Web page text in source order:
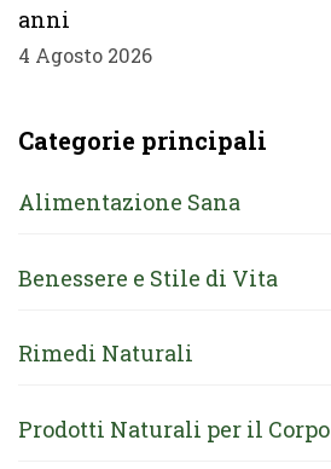
anni
4 Agosto 2026
Categorie principali
Alimentazione Sana
Benessere e Stile di Vita
Rimedi Naturali
Prodotti Naturali per il Corpo